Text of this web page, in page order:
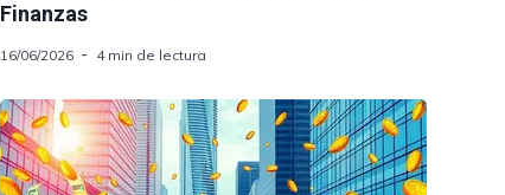
Finanzas
16/06/2026 4 min de lectura